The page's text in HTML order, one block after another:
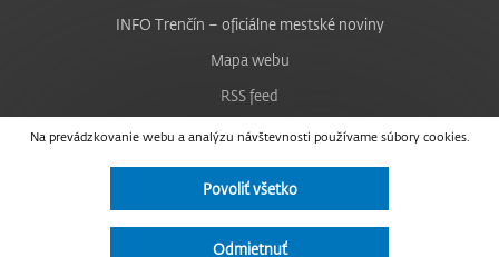
Na prevádzkovanie webu a analýzu návštevnosti používame súbory cookies.
Povoliť všetko
Odmietnuť
INFO Trenčín – oficiálne mestské noviny
Mapa webu
RSS feed
Nastavenie cookies
Facebook
Instagram